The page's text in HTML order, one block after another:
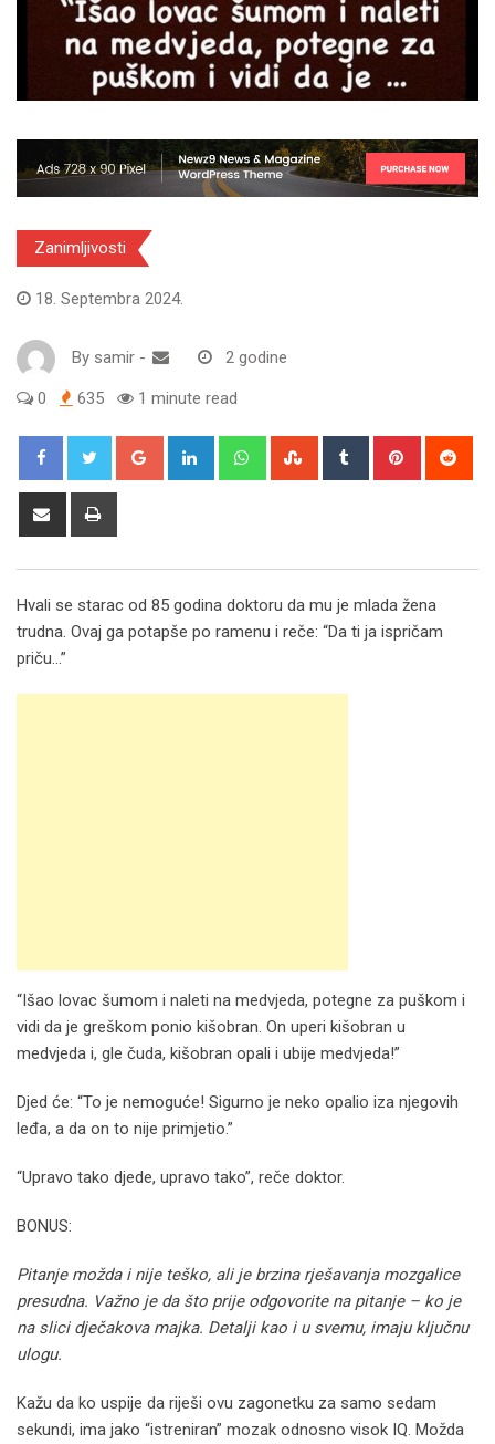
Zanimljivosti
18. Septembra 2024.
By samir - 2 godine
0 635 1 minute read
Google+ LinkedIn WhatsappStumbleUpon
Tumblr Pinterest
Share
Hvali se starac od 85 godina doktoru da mu je mlada žena
trudna. Ovaj ga potapše po ramenu i reče: “Da ti ja ispričam
priču…”
“Išao lovac šumom i naleti na medvjeda, potegne za puškom i
vidi da je greškom ponio kišobran. On uperi kišobran u
medvjeda i, gle čuda, kišobran opali i ubije medvjeda!”
Djed će: “To je nemoguće! Sigurno je neko opalio iza njegovih
leđa, a da on to nije primjetio.”
“Upravo tako djede, upravo tako”, reče doktor.
BONUS:
Pitanje možda i nije teško, ali je brzina rješavanja mozgalice
presudna. Važno je da što prije odgovorite na pitanje – ko je
na slici dječakova majka. Detalji kao i u svemu, imaju ključnu
ulogu.
Kažu da ko uspije da riješi ovu zagonetku za samo sedam
sekundi, ima jako “istreniran” mozak odnosno visok IQ. Možda